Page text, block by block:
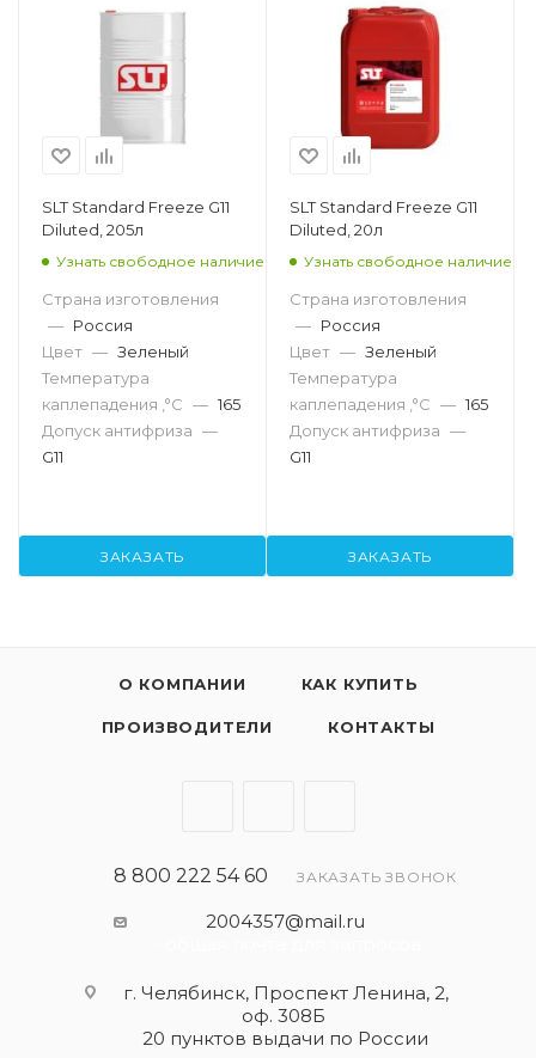
SLT Standard Freeze G11
Diluted, 205л
Узнать свободное наличие
Страна изготовления
— Россия
Цвет — Зеленый
Температура
каплепадения ,°C — 165
Допуск антифриза —
G11
ЗАКАЗАТЬ
SLT Standard Freeze G11
Diluted, 20л
Узнать свободное наличие
Страна изготовления
— Россия
Цвет — Зеленый
Температура
каплепадения ,°C — 165
Допуск антифриза —
G11
ЗАКАЗАТЬ
О КОМПАНИИ КАК КУПИТЬ
ПРОИЗВОДИТЕЛИ КОНТАКТЫ
8 800 222 54 60 ЗАКАЗАТЬ ЗВОНОК
2004357@mail.ru
г. Челябинск, Проспект Ленина, 2,
оф. 308Б
20 пунктов выдачи по России